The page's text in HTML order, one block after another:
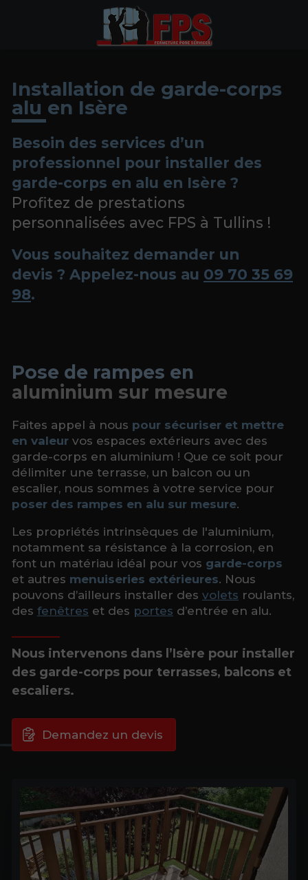
Installation de garde-corps
alu en Isère
Besoin des services d’un
professionnel pour installer des
garde-corps en alu en Isère ?
Profitez de prestations
personnalisées avec FPS à Tullins !
Vous souhaitez demander un
devis ? Appelez-nous au 09 70 35 69
98.
Pose de rampes en
aluminium sur mesure
Faites appel à nous pour sécuriser et mettre
en valeur vos espaces extérieurs avec des
garde-corps en aluminium ! Que ce soit pour
délimiter une terrasse, un balcon ou un
escalier, nous sommes à votre service pour
poser des rampes en alu sur mesure.
Les propriétés intrinsèques de l'aluminium,
notamment sa résistance à la corrosion, en
font un matériau idéal pour vos garde-corps
et autres menuiseries extérieures. Nous
pouvons d’ailleurs installer des volets roulants,
des fenêtres et des portes d’entrée en alu.
Nous intervenons dans l’Isère pour installer
des garde-corps pour terrasses, balcons et
escaliers.
Demandez un devis